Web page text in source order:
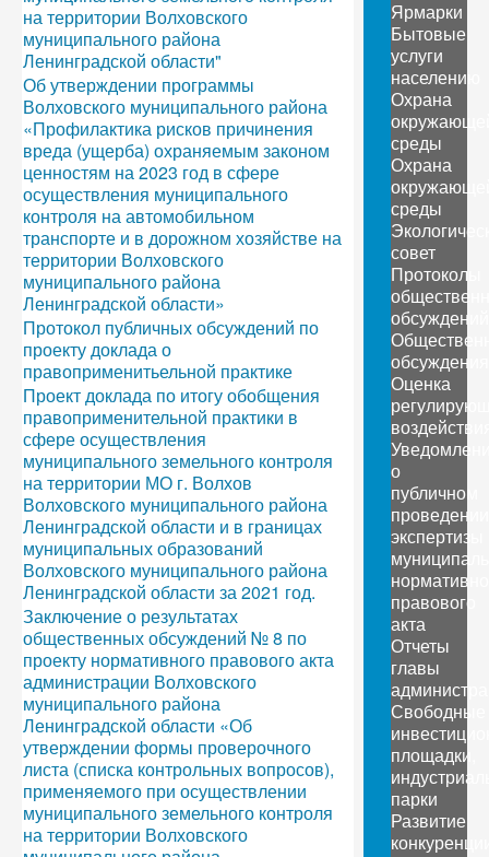
на территории Волховского
муниципального района
Ленинградской области"
Об утверждении программы
Волховского муниципального района
«Профилактика рисков причинения
вреда (ущерба) охраняемым законом
ценностям на 2023 год в сфере
осуществления муниципального
контроля на автомобильном
транспорте и в дорожном хозяйстве на
территории Волховского
муниципального района
Ленинградской области»
Протокол публичных обсуждений по
проекту доклада о
правоприменитьельной практике
Проект доклада по итогу обобщения
правоприменительной практики в
сфере осуществления
муниципального земельного контроля
на территории МО г. Волхов
Волховского муниципального района
Ленинградской области и в границах
муниципальных образований
Волховского муниципального района
Ленинградской области за 2021 год.
Заключение о результатах
общественных обсуждений № 8 по
проекту нормативного правового акта
администрации Волховского
муниципального района
Ленинградской области «Об
утверждении формы проверочного
листа (списка контрольных вопросов),
применяемого при осуществлении
муниципального земельного контроля
на территории Волховского
Ярмарки
Бытовые
услуги
населению
Охрана
среды
Охрана
среды
совет
Протоколы
обсуждений
обсуждения
Оценка
о
публичном
проведении
экспертизы
правового
акта
Отчеты
главы
Свободные
площадки,
парки
Развитие